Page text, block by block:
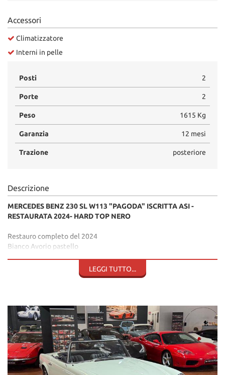
Accessori
Climatizzatore
Interni in pelle
Posti 2
Porte 2
Peso 1615 Kg
Garanzia 12 mesi
Trazione posteriore
Descrizione
MERCEDES BENZ 230 SL W113 "PAGODA" ISCRITTA ASI -
RESTAURATA 2024- HARD TOP NERO
Restauro completo del 2024
Bianco Avorio pastello
Radio Becker con antenna telescopica
Cerchi con coppe nere e bordi cromati
Fari fendinebbia anteriori
Matching number
Matching Colours
LEGGI TUTTO...